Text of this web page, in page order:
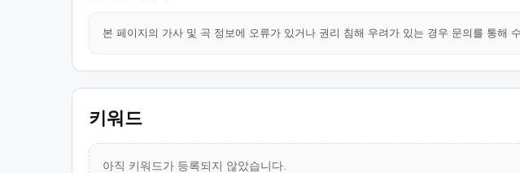
본 페이지의 가사 및 곡 정보에 오류가 있거나 권리 침해 우려가 있는 경우 문의를 통해
키워드
아직 키워드가 등록되지 않았습니다.